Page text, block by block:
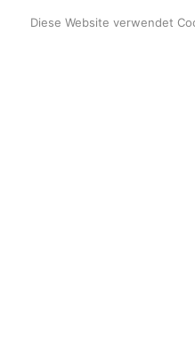
InhaltDiese Website verwendet